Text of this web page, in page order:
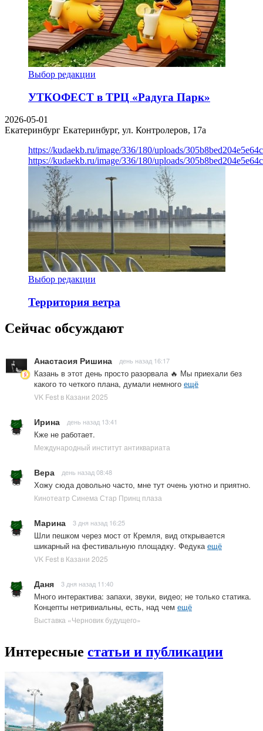
Выбор редакции
УТКОФЕСТ в ТРЦ «Радуга Парк»
2026-05-01
Екатеринбург Екатеринбург, ул. Контролеров, 17а
https://kudaekb.ru/image/336/180/uploads/
https://kudaekb.ru/image/336/180/uploads/
Выбор редакции
Территория ветра
Сейчас обсуждают
Анастасия Ришина день назад 16:17
Казань в этот день просто разорвала 🔥 Мы приехали без
какого то четкого плана, думали немного ещё
VK Fest в Казани 2025
Ирина день назад 13:41
Кже не работает.
Международный институт антиквариата
Вера день назад 08:48
Хожу сюда довольно часто, мне тут очень уютно и приятно.
Кинотеатр Синема Стар Принц плаза
Марина 3 дня назад 16:25
Шли пешком через мост от Кремля, вид открывается
шикарный на фестивальную площадку. Федукаещё
VK Fest в Казани 2025
Даня 3 дня назад 11:40
Много интерактива: запахи, звуки, видео; не только статика.
Концепты нетривиальны, есть, над чем ещё
Выставка «Черновик будущего»
Интересные статьи и публикации